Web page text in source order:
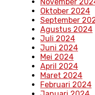
Oktober 2024
September
Agustus 2024
Juli 2024
Juni 2024
Mei 2024
April 2024
Maret 2024
Februari 2024